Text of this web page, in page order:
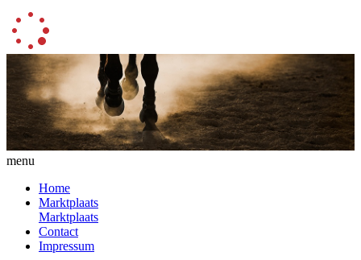
menu
Home
Marktplaats
Marktplaats
Contact
Impressum